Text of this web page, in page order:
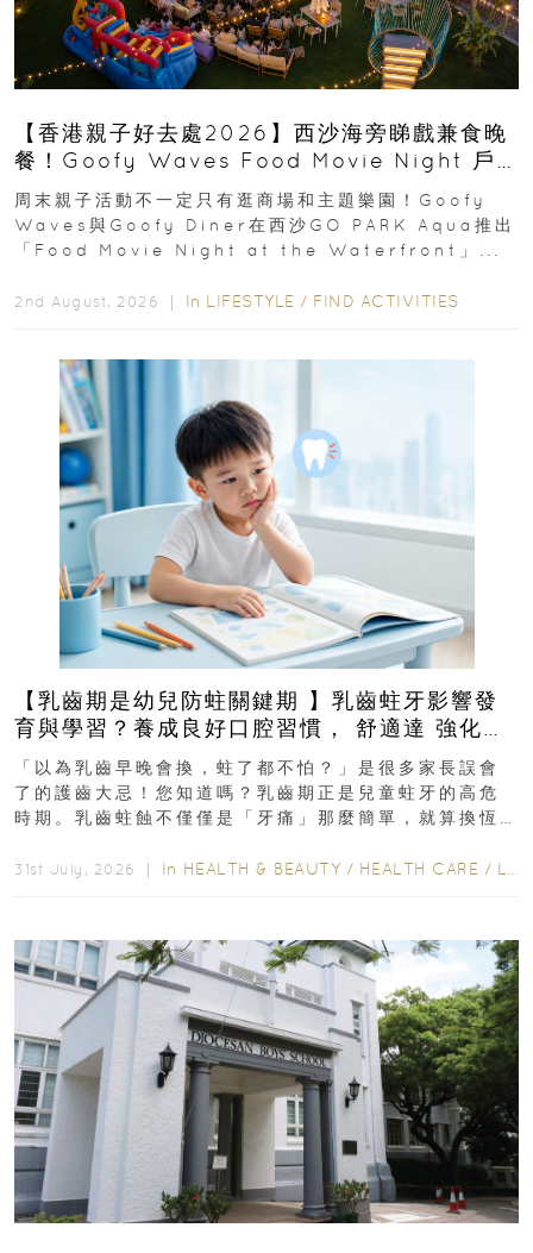
【香港親子好去處2026】西沙海旁睇戲兼食晚
餐！Goofy Waves Food Movie Night 戶
外影院逢週末登場
周末親子活動不一定只有逛商場和主題樂園！Goofy
Waves與Goofy Diner在西沙GO PARK Aqua推出
「Food Movie Night at the Waterfront」...
2nd August, 2026 ｜ In LIFESTYLE / FIND ACTIVITIES
【乳齒期是幼兒防蛀關鍵期 】乳齒蛀牙影響發
育與學習？養成良好口腔習慣， 舒適達 強化琺
瑯質 兒童牙膏防護指南
「以為乳齒早晚會換，蛀了都不怕？」是很多家長誤會
了的護齒大忌！您知道嗎？乳齒期正是兒童蛀牙的高危
時期。乳齒蛀蝕不僅僅是「牙痛」那麼簡單，就算換恆
31st July, 2026 ｜ In HEALTH & BEAUTY / HEALTH CARE / LIFESTYLE